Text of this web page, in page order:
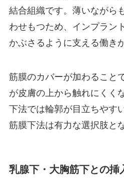
結合組織です。薄いながら
わせもつため、インプラン
かぶさるように支える働き
筋膜のカバーが加わること
が皮膚の上から触れにくく
下法では輪郭が目立ちやす
筋膜下法は有力な選択肢と
乳腺下・大胸筋下との挿